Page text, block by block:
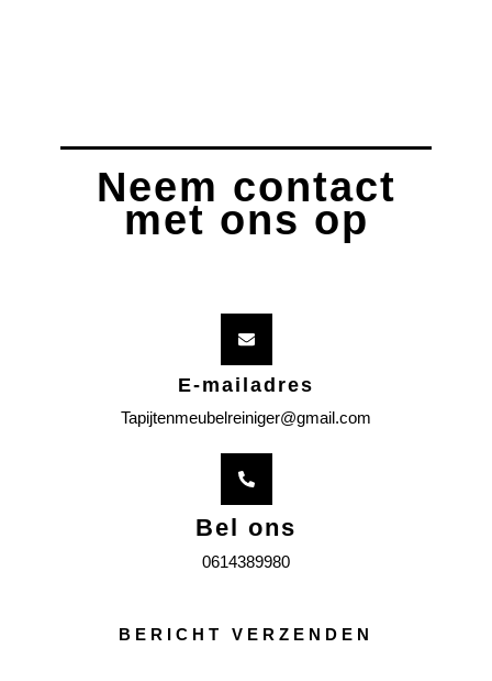
Neem contact
met ons op
E-mailadres
Tapijtenmeubelreiniger@gmail.com
Bel ons
0614389980
BERICHT VERZENDEN